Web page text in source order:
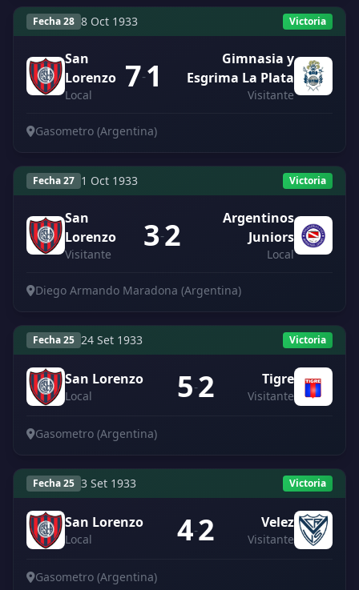
Fecha 28 8 Oct 1933 Victoria
San
Lorenzo
Local 7-1
Gimnasia y
Esgrima La Plata
Visitante
Gasometro (Argentina)
Fecha 27 1 Oct 1933 Victoria
San
Lorenzo
Visitante 3-2
Argentinos
Juniors
Local
Diego Armando Maradona (Argentina)
Fecha 25 24 Set 1933 Victoria
San Lorenzo
Local 5-2 Tigre
Visitante
Gasometro (Argentina)
Fecha 25 3 Set 1933 Victoria
San Lorenzo
Local 4-2 Velez
Visitante
Gasometro (Argentina)